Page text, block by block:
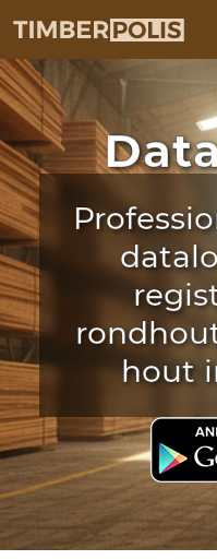
hout